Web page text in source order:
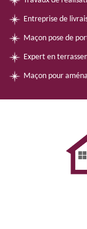
Entreprise de
Maçon pose de
Expert en
Maçon pour